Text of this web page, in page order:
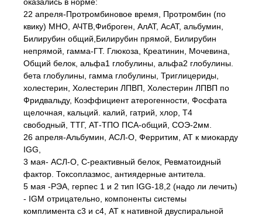
22 апреля-Протромбиновое время, Протромбин (по
квику) МНО, АЧТВ,Фиброген, АлАТ, АсАТ, альбумин,
Билирубин общий,Билирубин прямой, Билирубин
непрямой, гамма-ГТ. Глюкоза, Креатинин, Мочевина,
Общий белок, альфа1 глобулины, альфа2 глобулины.
бета глобулины, гамма глобулины, Триглицериды,
холестерин, Холестерин ЛПВП, Холестерин ЛПВП по
Фридвальду, Коэффициент атерогенности, Фосфата
щелочная, кальций. калий, гатрий, хлор, Т4
свободный, ТТГ, АТ-ТПО ПСА-общий, СОЭ-2мм.
26 апреля-Альбумин, АСЛ-О, Ферритим, АТ к миокарду
IGG,
3 мая- АСЛ-О, С-реактивный белок, Ревматоидный
фактор. Токсоплазмос, антиядерные антитела.
5 мая -РЭА, герпес 1 и 2 тип IGG-18,2 (надо ли лечить)
- IGM отрицательно, компоненты системы
комплимента с3 и с4, АТ к нативной двуспиральной